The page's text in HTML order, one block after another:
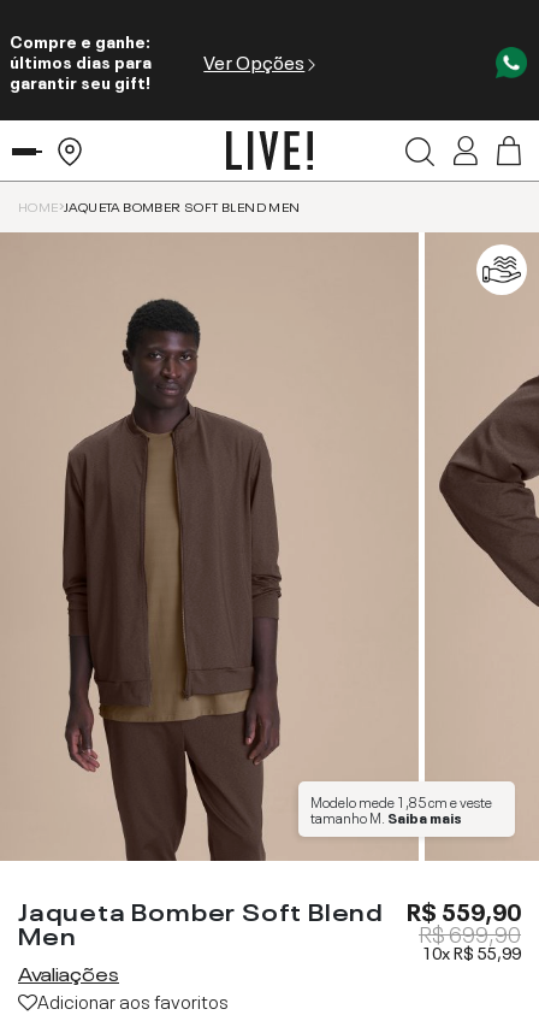
Compre e ganhe:
últimos dias para
garantir seu gift!
Ver Opções
HOME JAQUETA BOMBER SOFT BLEND MEN
Modelo mede1,85 cme veste
tamanhoM Saiba mais
Jaqueta Bomber Soft Blend
Men
Avaliações
Adicionar aos favoritos
R$ 559,90
R$ 699,90
10xR$ 55,99